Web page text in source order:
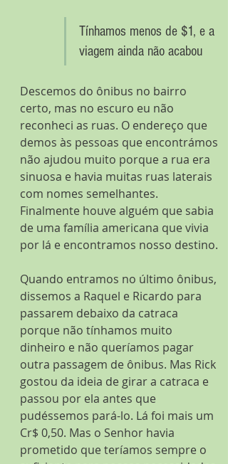
Tínhamos menos de $1, e a
viagem ainda não acabou
Descemos do ônibus no bairro
certo, mas no escuro eu não
reconheci as ruas. O endereço que
demos às pessoas que encontrámos
não ajudou muito porque a rua era
sinuosa e havia muitas ruas laterais
com nomes semelhantes.
Finalmente houve alguém que sabia
de uma família americana que vivia
por lá e encontramos nosso destino.
Quando entramos no último ônibus,
dissemos a Raquel e Ricardo para
passarem debaixo da catraca
porque não tínhamos muito
dinheiro e não queríamos pagar
outra passagem de ônibus. Mas Rick
gostou da ideia de girar a catraca e
passou por ela antes que
pudéssemos pará-lo. Lá foi mais um
Cr$ 0,50. Mas o Senhor havia
prometido que teríamos sempre o